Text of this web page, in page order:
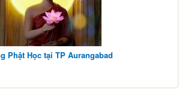
Phật Học tại TP Aurangabad